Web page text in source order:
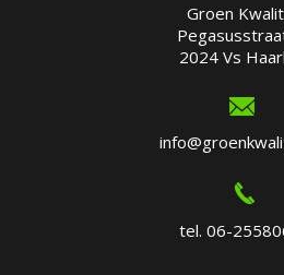
Groen
2024 Vs
tel. 06-